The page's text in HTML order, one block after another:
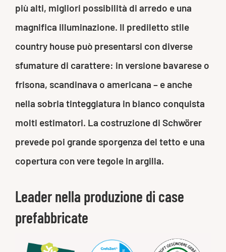
più alti, migliori possibilità di arredo e una
magnifica illuminazione. Il prediletto stile
country house può presentarsi con diverse
sfumature di carattere: in versione bavarese o
frisona, scandinava o americana – e anche
nella sobria tinteggiatura in bianco conquista
molti estimatori. La costruzione di Schwörer
prevede poi grande sporgenza del tetto e una
copertura con vere tegole in argilla.
Leader nella produzione di case
prefabbricate